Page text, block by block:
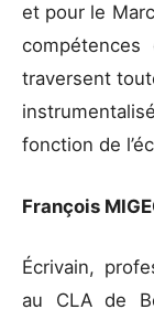
et pour le
traversent
fonction de
François
Écrivain,
au CLA de